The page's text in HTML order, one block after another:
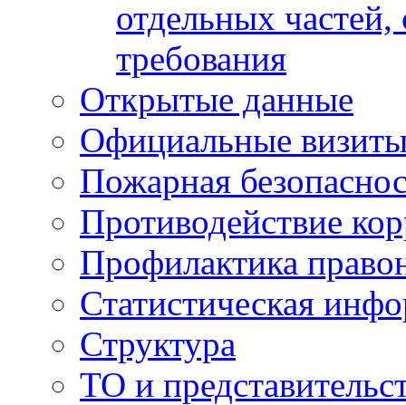
отдельных
требования
Открытые данные
Официальные
Пожарная
Противодействие
Профилактика
Статистическая
Структура
ТО и